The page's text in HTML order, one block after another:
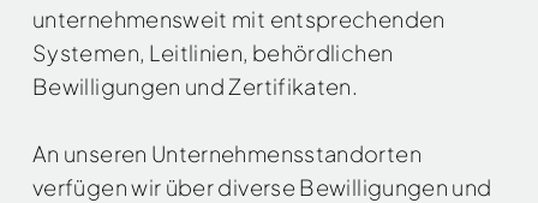
unternehmensweit mit entsprechenden
Systemen, Leitlinien, behördlichen
Bewilligungen und Zertifikaten.
An unseren Unternehmensstandorten
verfügen wir über diverse Bewilligungen und